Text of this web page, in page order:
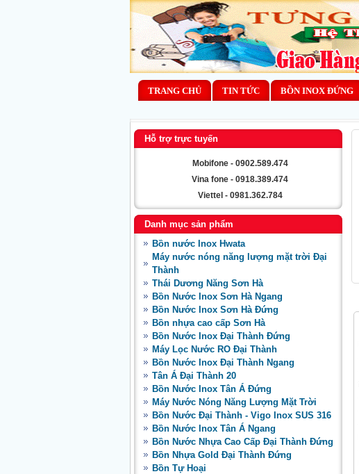
TRANG CHỦ TIN TỨC BỒN INOX ĐỨNG
Hỗ trợ trực tuyến
Mobifone - 0902.589.474
Vina fone - 0918.389.474
Viettel - 0981.362.784
Danh mục sản phẩm
Bồn nước Inox Hwata
Máy nước nóng năng lượng mặt trời Đại
Thành
Thái Dương Năng Sơn Hà
Bồn Nước Inox Sơn Hà Ngang
Bồn Nước Inox Sơn Hà Đứng
Bồn nhựa cao cấp Sơn Hà
Bồn Nước Inox Đại Thành Đứng
Máy Lọc Nước RO Đại Thành
Bồn Nước Inox Đại Thành Ngang
Tân Á Đại Thành 20
Bồn Nước Inox Tân Á Đứng
Máy Nước Nóng Năng Lượng Mặt Trời
Bồn Nước Đại Thành - Vigo Inox SUS 316
Bồn Nước Inox Tân Á Ngang
Bồn Nước Nhựa Cao Cấp Đại Thành Đứng
Bồn Nhựa Gold Đại Thành Đứng
Bồn Tự Hoại